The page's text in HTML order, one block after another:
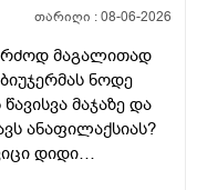
თარიღი :08-06-2026
მაგალითად
ნოდე
მაჯაზე და
ანაფილაქსიას?
დიდი